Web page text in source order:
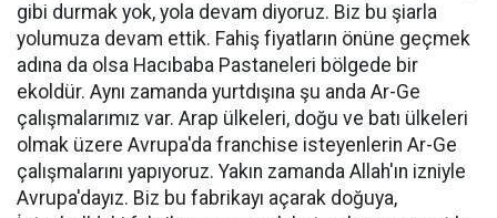
gibi durmak yok, yola devam diyoruz. Biz bu şiarla
yolumuza devam ettik. Fahiş fiyatların önüne geçmek
adına da olsa Hacıbaba Pastaneleri bölgede bir
ekoldür. Aynı zamanda yurtdışına şu anda Ar-Ge
çalışmalarımız var. Arap ülkeleri, doğu ve batı ülkeleri
olmak üzere Avrupa'da franchise isteyenlerin Ar-Ge
çalışmalarını yapıyoruz. Yakın zamanda Allah'ın izniyle
Avrupa'dayız. Biz bu fabrikayı açarak doğuya,